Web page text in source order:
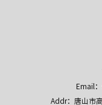
Email
Addr：唐山市